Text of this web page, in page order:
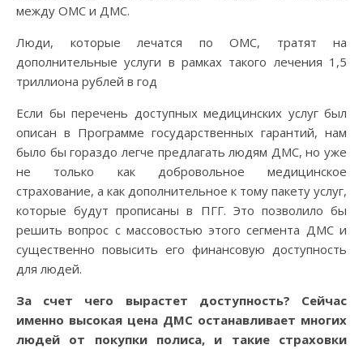
между ОМС и ДМС.
Люди, которые лечатся по ОМС, тратят на
дополнительные услуги в рамках такого лечения 1,5
триллиона рублей в год
Если бы перечень доступных медицинских услуг был
описан в Программе государственных гарантий, нам
было бы гораздо легче предлагать людям ДМС, но уже
не только как добровольное медицинское
страхование, а как дополнительное к тому пакету услуг,
которые будут прописаны в ПГГ. Это позволило бы
решить вопрос с массовостью этого сегмента ДМС и
существенно повысить его финансовую доступность
для людей.
За счет чего вырастет доступность? Сейчас
именно высокая цена ДМС останавливает многих
людей от покупки полиса, и такие страховки